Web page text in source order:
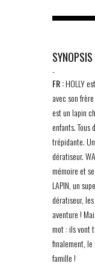
SYNOPSIS
-
FR :HOLLY
avec son
est un lapin
enfants. Tous
trépidante.
dératiseur.
mémoire et
LAPIN, un
dératiseur,
aventure !
mot : ils vont
finalement, le
famille !